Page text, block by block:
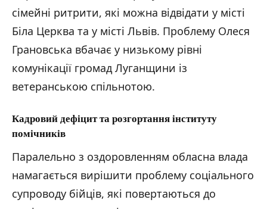
сімейні ритрити, які можна відвідати у місті
Біла Церква та у місті Львів. Проблему Олеся
Грановська вбачає у низькому рівні
комунікації громад Луганщини із
ветеранською спільнотою.
Кадровий дефіцит та розгортання інституту
помічників
Паралельно з оздоровленням обласна влада
намагається вирішити проблему соціального
супроводу бійців, які повертаються до